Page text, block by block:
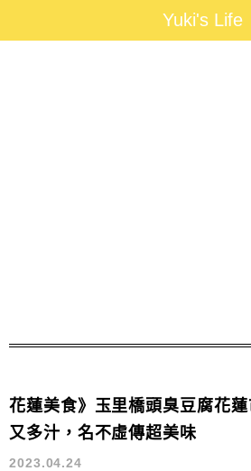
Yuki's LifeYuki's Life
花蓮美食》玉里橋頭臭豆腐花
又多汁，名不虛傳超美味
2023.04.24